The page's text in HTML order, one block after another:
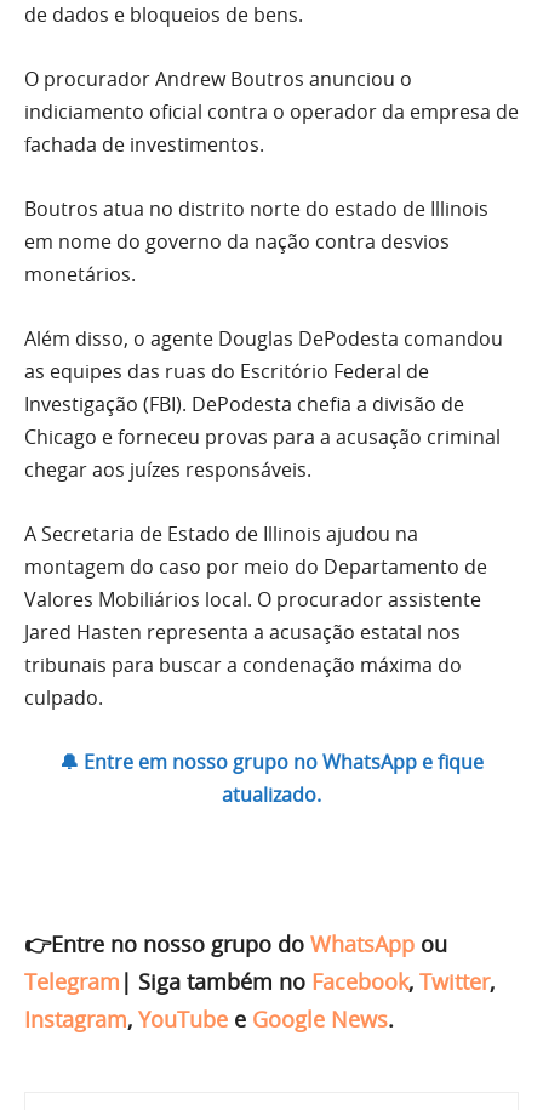
de dados e bloqueios de bens.
O procurador Andrew Boutros anunciou o
indiciamento oficial contra o operador da empresa de
fachada de investimentos.
Boutros atua no distrito norte do estado de Illinois
em nome do governo da nação contra desvios
monetários.
Além disso, o agente Douglas DePodesta comandou
as equipes das ruas do Escritório Federal de
Investigação (FBI). DePodesta chefia a divisão de
Chicago e forneceu provas para a acusação criminal
chegar aos juízes responsáveis.
A Secretaria de Estado de Illinois ajudou na
montagem do caso por meio do Departamento de
Valores Mobiliários local. O procurador assistente
Jared Hasten representa a acusação estatal nos
tribunais para buscar a condenação máxima do
culpado.
🔔 Entre em nosso grupo no WhatsApp e fique
atualizado.
👉Entre no nosso grupo do WhatsApp ou
Telegram | Siga também no Facebook, Twitter,
Instagram, YouTube e Google News.